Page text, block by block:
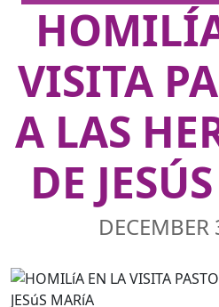
VISITA
A LAS
DE